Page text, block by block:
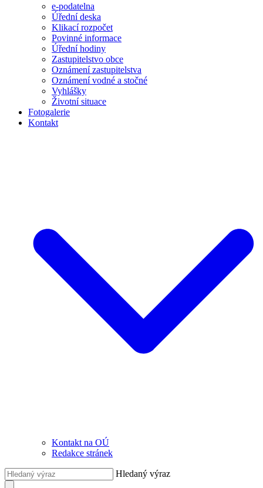
e-podatelna
Úřední deska
Klikací rozpočet
Povinné informace
Úřední hodiny
Zastupitelstvo obce
Oznámení zastupitelstva
Oznámení vodné a stočné
Vyhlášky
Životní situace
Fotogalerie
Kontakt
Kontakt na OÚ
Redakce stránek
Hledaný výraz